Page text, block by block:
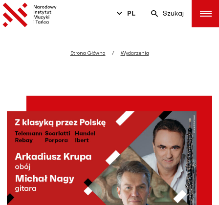
PL Szukaj
Strona Główna Wydarzenia